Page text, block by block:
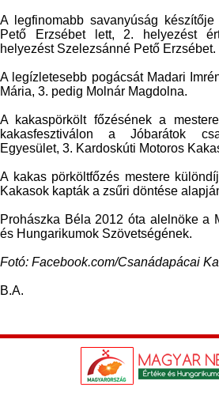
A legfinomabb savanyúság
Pető Erzsébet lett, 2. helyezést
helyezést Szelezsánné Pető Erzsébet.
A legízletesebb pogácsát Madari
Mária, 3. pedig Molnár Magdolna.
A kakaspörkölt főzésének a
kakasfesztiválon a Jóbarátok
Egyesület, 3. Kardoskúti Motoros
A kakas pörköltfőzés mestere
Kakasok kapták a zsűri döntése
Prohászka Béla 2012 óta alelnöke a
és Hungarikumok Szövetségének.
Fotó: Facebook.com/Csanádapácai
B.A.